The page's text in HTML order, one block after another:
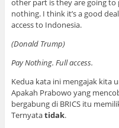
other part is they are going to
nothing. I think it’s a good
access to Indonesia.
(Donald Trump)
Pay Nothing. Full access.
Kedua kata ini mengajak kita
Apakah Prabowo yang
bergabung di BRICS itu
Ternyatatidak.